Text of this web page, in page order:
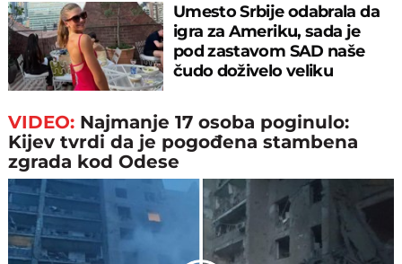
Umesto Srbije odabrala da
igra za Ameriku, sada je
pod zastavom SAD naše
čudo doživelo veliku
VIDEO: Najmanje 17 osoba poginulo:
Kijev tvrdi da je pogođena stambena
zgrada kod Odese